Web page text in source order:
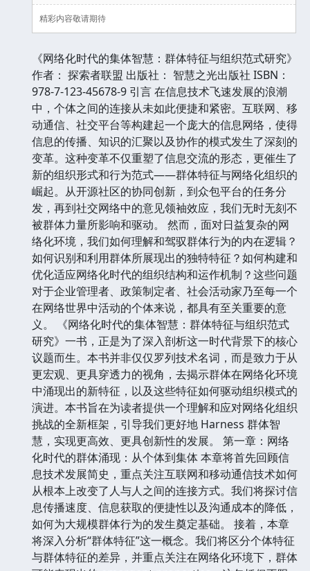
精彩内容敬请期待
《网络化时代的集体智慧：群体特征与组织范式研究》
作者： 探索者联盟 出版社： 智慧之光出版社 ISBN：
978-7-123-45678-9 引言 在信息技术飞速发展的浪潮
中，个体之间的连接从未如此便捷和紧密。互联网、移
动通信、社交平台等构建起一个庞大的信息网络，使得
信息的传播、知识的汇聚以及协作的模式发生了深刻的
变革。这种变革不仅重塑了信息交流的形态，更催生了
新的组织形式和行为范式——群体特征与网络化组织的
崛起。从开源社区的协同创新，到众包平台的任务分
发，再到社交网络中的意见领袖效应，我们无时无刻不
被群体力量所影响和驱动。 然而，面对日益复杂的网
络化环境，我们如何理解和驾驭群体行为的内在逻辑？
如何识别和利用群体所展现出的独特特征？如何构建和
优化适应网络化时代的组织结构和运作机制？这些问题
对于企业管理者、政策制定者、社会活动家乃至每一个
在网络世界中活动的个体来说，都具有至关重要的意
义。 《网络化时代的集体智慧：群体特征与组织范式
研究》一书，正是为了深入剖析这一时代背景下的核心
议题而生。本书并非仅仅罗列技术名词，而是致力于从
更宏观、更具穿透力的视角，去揭示群体在网络化环境
中涌现出的新特征，以及这些特征如何驱动组织模式的
演进。本书旨在为读者提供一个理解和应对网络化组织
挑战的全新框架，引导我们更好地 Harness 群体智
慧，实现更高效、更具创新性的发展。 第一章：网络
化时代的群体涌现：从个体到集体 本章将首先回顾信
息技术发展简史，重点关注互联网和移动通信技术如何
从根本上改变了人与人之间的连接方式。我们将探讨信
息传播速度、信息获取的便捷性以及沟通成本的降低，
如何为大规模群体行为的发生奠定基础。 接着，本章
将深入分析“群体特征”这一概念。我们将区分个体特征
与群体特征的差异，并重点关注在网络化环境下，群体